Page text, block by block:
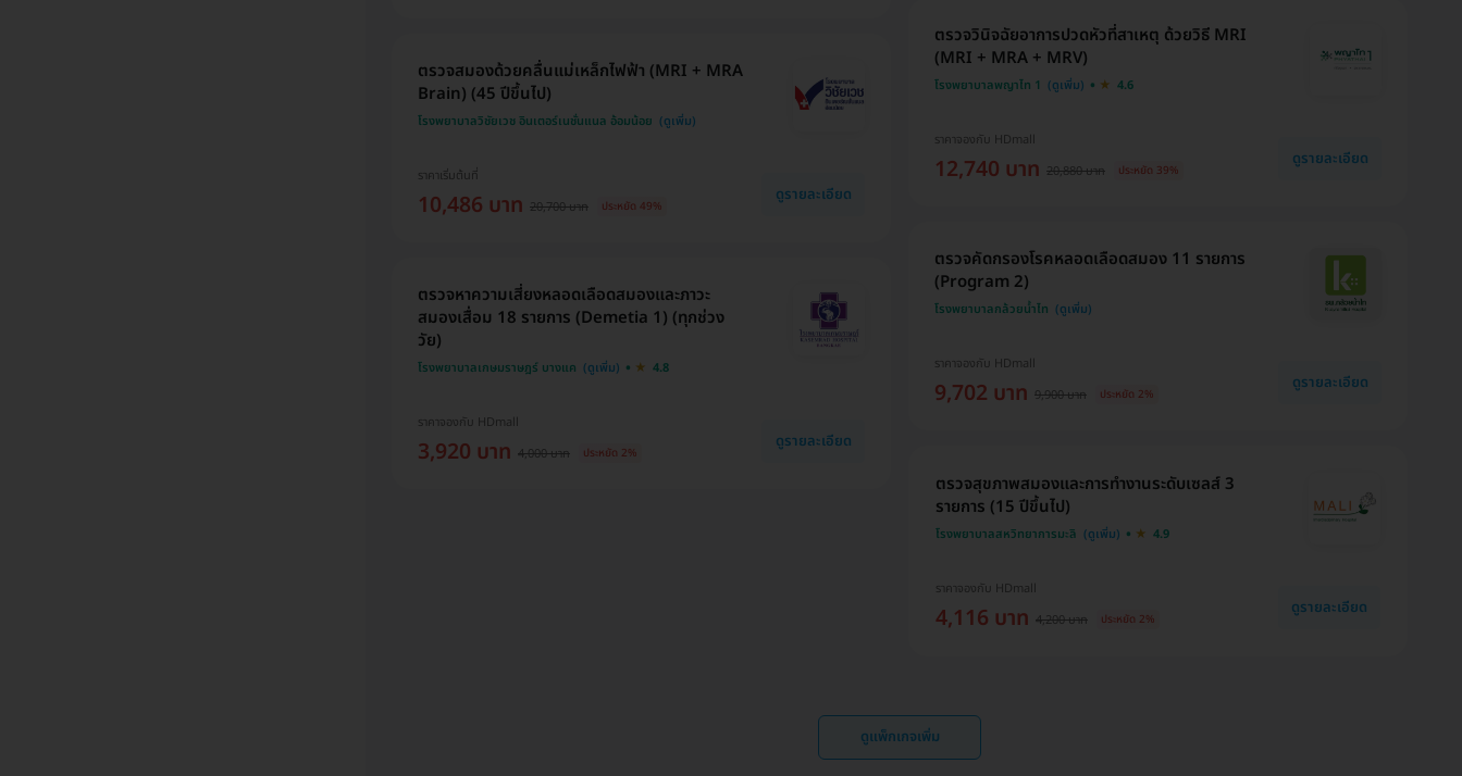
ตรวจสมองด้วยคลื่นแม่เหล็กไฟฟ้า (MRI + MRA
Brain) (45 ปีขึ้นไป)
โรงพยาบาลวิชัยเวช อินเตอร์เนชั่นแนล อ้อมน้อย
ราคาเริ่มต้นที่
10,486 บาท 20,700 บาท ประหยัด 49%
ดูรายละเอียด
ตรวจหาความเสี่ยงหลอดเลือดสมองและภาวะ
สมองเสื่อม 18 รายการ (Demetia 1) (ทุกช่วง
วัย)
โรงพยาบาลเกษมราษฎร์ บางแค 4.8
ราคาจองกับ HDmall
3,920 บาท 4,000 บาท ประหยัด 2%
ดูรายละเอียด
ตรวจวินิจฉัยอาการปวดหัวที่สาเหตุ ด้วยวิธี MRI
(MRI + MRA + MRV)
โรงพยาบาลพญาไท 1 4.6
ราคาจองกับ HDmall
12,740 บาท 20,880 บาท ประหยัด 39%
ดูรายละเอียด
ตรวจคัดกรองโรคหลอดเลือดสมอง 11 รายการ
(Program 2)
โรงพยาบาลกล้วยน้ำไท
ราคาจองกับ HDmall
9,702 บาท 9,900 บาท ประหยัด 2%
ดูรายละเอียด
ตรวจสุขภาพสมองและการทำงานระดับเซลส์ 3
รายการ (15 ปีขึ้นไป)
โรงพยาบาลสหวิทยาการมะลิ 4.9
ราคาจองกับ HDmall
4,116 บาท 4,200 บาท ประหยัด 2%
ดูรายละเอียด
ดูแพ็กเกจเพิ่ม